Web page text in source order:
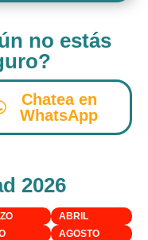
no estás
Chatea en
WhatsApp
2026
ABRIL
AGOSTO